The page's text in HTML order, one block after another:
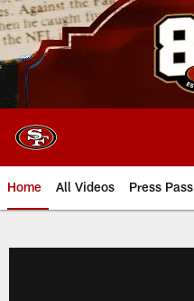
Skip
to
main
content
Home All Videos Press Pass